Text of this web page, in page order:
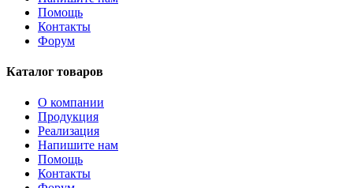
Помощь
Контакты
Форум
Каталог товаров
О компании
Продукция
Реализация
Напишите нам
Помощь
Контакты